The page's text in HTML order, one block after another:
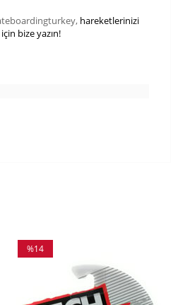
hareketlerinizi
bize yazın!
%14